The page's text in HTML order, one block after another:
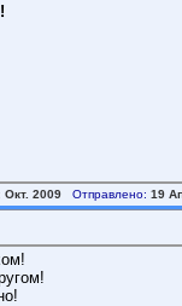
Окт. 2009 Отправлено: 19